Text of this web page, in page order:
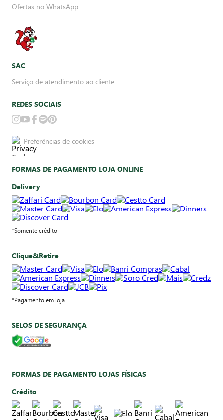
Ofertas no WhatsApp
SAC
Serviço de atendimento ao cliente
REDES SOCIAIS
Preferências de cookies
FORMAS DE PAGAMENTO LOJA ONLINE
Delivery
*Somente crédito
Clique&Retire
*Pagamento em loja
SELOS DE SEGURANÇA
FORMAS DE PAGAMENTO LOJAS FÍSICAS
Crédito